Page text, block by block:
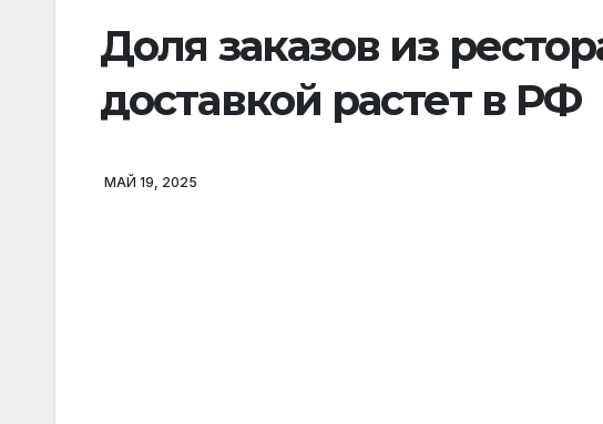
Доля заказов из
доставкой растет в РФ
МАЙ 19, 2025